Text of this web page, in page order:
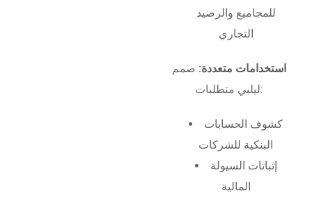
للمجاميع والرصيد
التجاري
استخدامات متعددة: صمم
ليلبي متطلبات:
كشوف الحسابات
البنكية للشركات
إثباتات السيولة
المالية